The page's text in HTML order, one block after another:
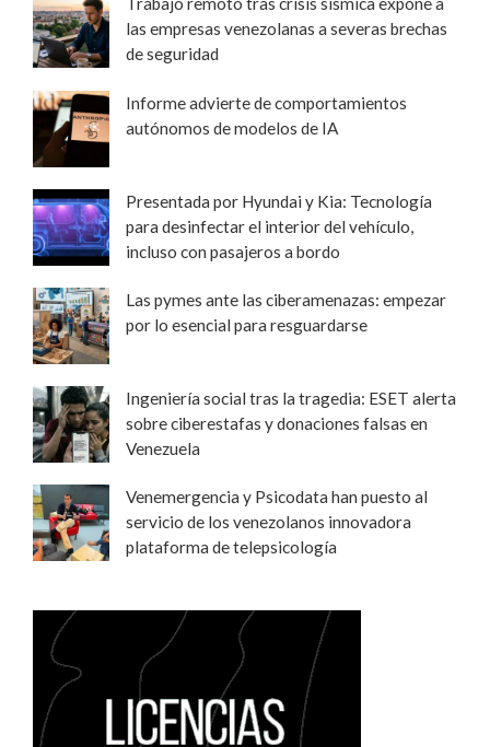
las empresas venezolanas a severas brechas
de seguridad
Informe advierte de comportamientos
autónomos de modelos de IA
Presentada por Hyundai y Kia: Tecnología
para desinfectar el interior del vehículo,
incluso con pasajeros a bordo
Las pymes ante las ciberamenazas: empezar
por lo esencial para resguardarse
Ingeniería social tras la tragedia: ESET alerta
sobre ciberestafas y donaciones falsas en
Venezuela
Venemergencia y Psicodata han puesto al
servicio de los venezolanos innovadora
plataforma de telepsicología